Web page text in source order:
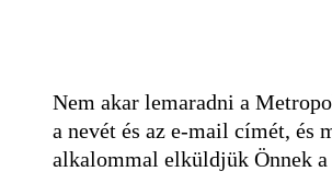
Nem akar lemaradni a
a nevét és az e-mail címét, és
alkalommal elküldjük Önnek